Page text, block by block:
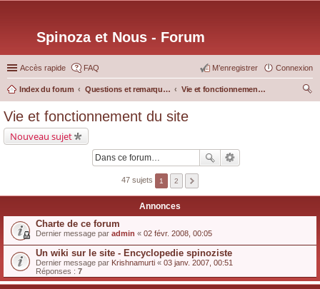
Spinoza et Nous - Forum
Accès rapide FAQ Connexion
M’enregistrer
Index du forum Questions et remarques sur le site.
Vie et fonctionnement du site
Vie et fonctionnement du site
Nouveau sujet
47 sujets 1 2
Annonces
Charte de ce forum
Dernier message par admin « 02 févr. 2008, 00:05
Un wiki sur le site - Encyclopedie spinoziste
Dernier message par Krishnamurti « 03 janv. 2007, 00:51
Réponses : 7